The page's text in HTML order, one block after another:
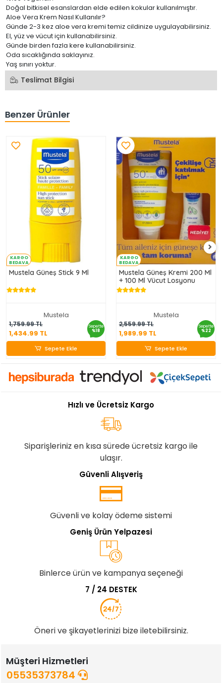
Doğal bitkisel esanslardan elde edilen kokular kullanılmıştır.
Aloe Vera Krem Nasıl Kullanılır?
Günde 2-3 kez aloe vera kremi temiz cildinize uygulayabilirsiniz.
El, yüz ve vücut için kullanabilirsiniz.
Günde birden fazla kere kullanabilirsiniz.
Oda sıcaklığında saklayınız.
Yaş sınırı yoktur.
Teslimat Bilgisi
Benzer Ürünler
KARGO
BEDAVA
Mustela Güneş Stick 9 Ml
Mustela
1,759.99 TL
1,434.99 TL
Sepette
%18
1,434.99 TL
Sepete Ekle
Sepete Ekle
KARGO
BEDAVA
Mustela Güneş Kremi 200 Ml
+ 100 Ml Vücut Losyonu
Mustela
2,559.99 TL
1,989.99 TL
Sepette
%22
1,989.99 TL
Sepete Ekle
Sepete Ekle
Hızlı ve Ücretsiz Kargo
Siparişleriniz en kısa sürede ücretsiz kargo ile
ulaşır.
Güvenli Alışveriş
Güvenli ve kolay ödeme sistemi
Geniş Ürün Yelpazesi
Binlerce ürün ve kampanya seçeneği
7 / 24 DESTEK
Öneri ve şikayetlerinizi bize iletebilirsiniz.
Müşteri Hizmetleri
05535373784